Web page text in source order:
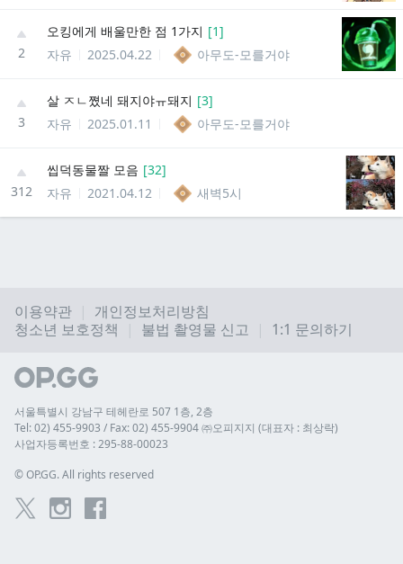
2
오킹에게 배울만한 점 1가지 [1]
자유
2025.04.22 아무도-모를거야
3
살 ㅈㄴ쪘네 돼지야ㅠ돼지 [3]
자유
2025.01.11 아무도-모를거야
312
씹덕동물짤 모음 [32]
자유
2021.04.12 새벽5시
이용약관
개인정보처리방침
청소년 보호정책
불법 촬영물 신고 1:1 문의하기
서울특별시 강남구 테헤란로 507 1층, 2층
Tel: 02) 455-9903 / Fax: 02) 455-9904 ㈜오피지지 (대표자 : 최상락)
사업자등록번호 : 295-88-00023
© OP.GG. All rights reserved